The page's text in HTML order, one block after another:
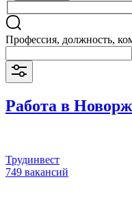
Профессия, должность,
Работа в
Трудинвест
749 вакансий